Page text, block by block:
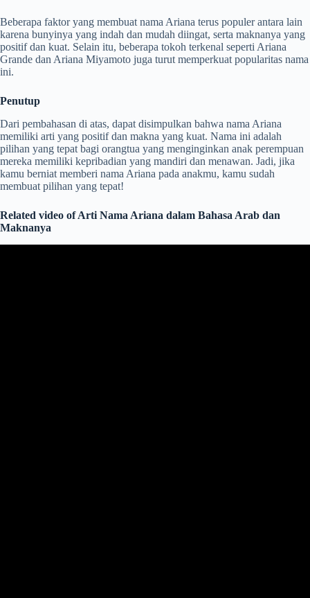
Beberapa faktor yang membuat nama Ariana terus populer antara lain
karena bunyinya yang indah dan mudah diingat, serta maknanya yang
positif dan kuat. Selain itu, beberapa tokoh terkenal seperti Ariana
Grande dan Ariana Miyamoto juga turut memperkuat popularitas nama
ini.
Penutup
Dari pembahasan di atas, dapat disimpulkan bahwa nama Ariana
memiliki arti yang positif dan makna yang kuat. Nama ini adalah
pilihan yang tepat bagi orangtua yang menginginkan anak perempuan
mereka memiliki kepribadian yang mandiri dan menawan. Jadi, jika
kamu berniat memberi nama Ariana pada anakmu, kamu sudah
membuat pilihan yang tepat!
Related video of Arti Nama Ariana dalam Bahasa Arab dan
Maknanya